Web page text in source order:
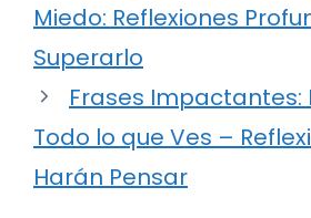
Miedo: Reflexiones
Superarlo
Frases Impactantes:
Todo lo que Ves –
Harán Pensar